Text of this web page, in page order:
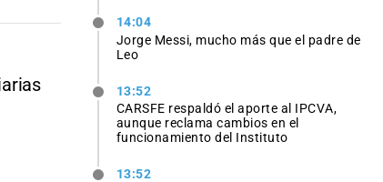
14:04
Jorge Messi, mucho más que el padre de
Leo
13:52
CARSFE respaldó el aporte al IPCVA,
aunque reclama cambios en el
funcionamiento del Instituto
13:52